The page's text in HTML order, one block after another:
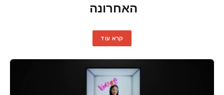
האחרונה
קרא עוד